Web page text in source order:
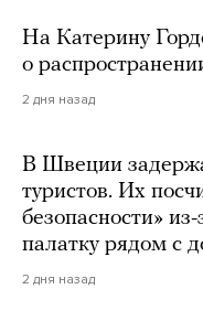
На Катерину
о
2 дня назад
В Швеции
туристов. Их
безопасности»
палатку рядом с
2 дня назад